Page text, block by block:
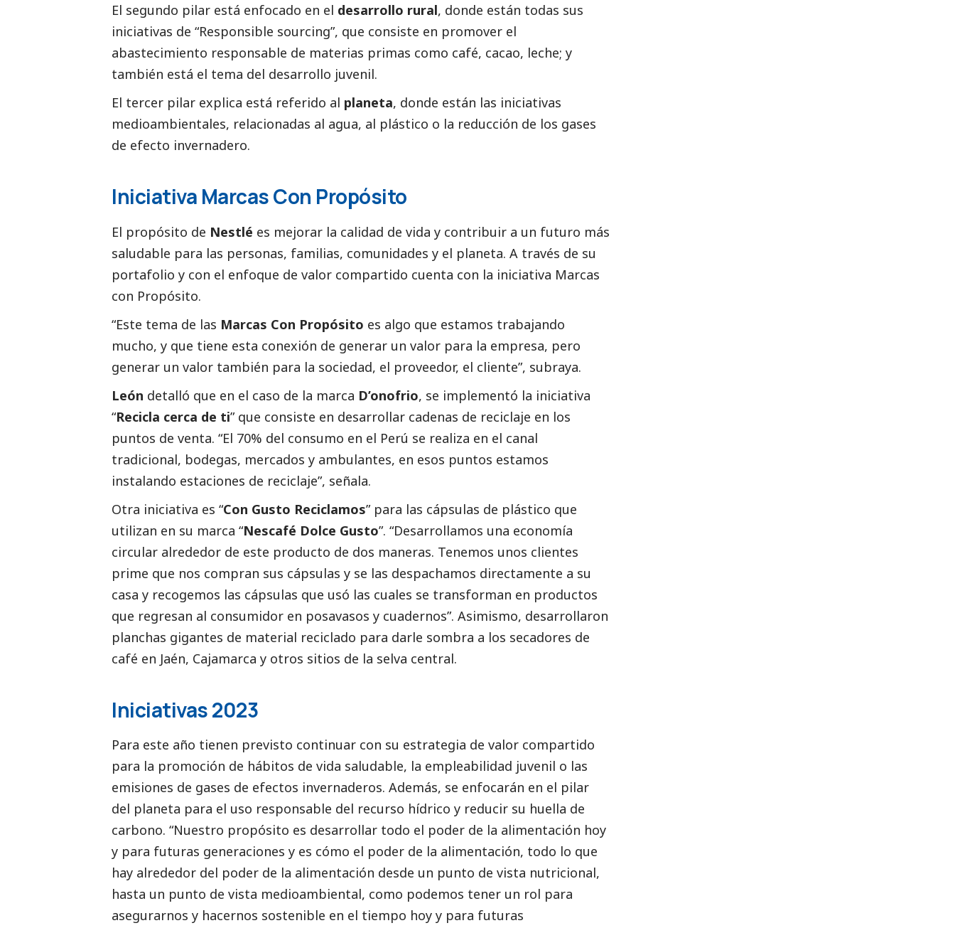
El segundo pilar está enfocado en el desarrollo rural, donde están todas sus
iniciativas de “Responsible sourcing”, que consiste en promover el
abastecimiento responsable de materias primas como café, cacao, leche; y
también está el tema del desarrollo juvenil.
El tercer pilar explica está referido al planeta, donde están las iniciativas
medioambientales, relacionadas al agua, al plástico o la reducción de los gases
de efecto invernadero.
Iniciativa Marcas Con Propósito
El propósito de Nestlé es mejorar la calidad de vida y contribuir a un futuro más
saludable para las personas, familias, comunidades y el planeta. A través de su
portafolio y con el enfoque de valor compartido cuenta con la iniciativa Marcas
con Propósito.
“Este tema de las Marcas Con Propósito es algo que estamos trabajando
mucho, y que tiene esta conexión de generar un valor para la empresa, pero
generar un valor también para la sociedad, el proveedor, el cliente”, subraya.
León detalló que en el caso de la marca D’onofrio, se implementó la iniciativa
“Recicla cerca de ti” que consiste en desarrollar cadenas de reciclaje en los
puntos de venta. “El 70% del consumo en el Perú se realiza en el canal
tradicional, bodegas, mercados y ambulantes, en esos puntos estamos
instalando estaciones de reciclaje”, señala.
Otra iniciativa es “Con Gusto Reciclamos” para las cápsulas de plástico que
utilizan en su marca “Nescafé Dolce Gusto”. “Desarrollamos una economía
circular alrededor de este producto de dos maneras. Tenemos unos clientes
prime que nos compran sus cápsulas y se las despachamos directamente a su
casa y recogemos las cápsulas que usó las cuales se transforman en productos
que regresan al consumidor en posavasos y cuadernos”. Asimismo, desarrollaron
planchas gigantes de material reciclado para darle sombra a los secadores de
café en Jaén, Cajamarca y otros sitios de la selva central.
Iniciativas 2023
Para este año tienen previsto continuar con su estrategia de valor compartido
para la promoción de hábitos de vida saludable, la empleabilidad juvenil o las
emisiones de gases de efectos invernaderos. Además, se enfocarán en el pilar
del planeta para el uso responsable del recurso hídrico y reducir su huella de
carbono. “Nuestro propósito es desarrollar todo el poder de la alimentación hoy
y para futuras generaciones y es cómo el poder de la alimentación, todo lo que
hay alrededor del poder de la alimentación desde un punto de vista nutricional,
hasta un punto de vista medioambiental, como podemos tener un rol para
asegurarnos y hacernos sostenible en el tiempo hoy y para futuras